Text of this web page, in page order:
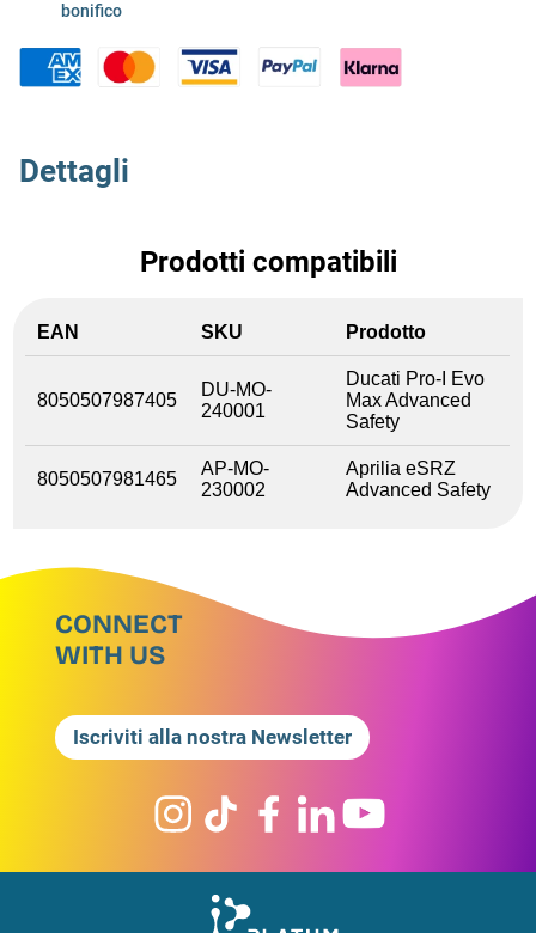
bonifico
Dettagli
Prodotti compatibili
EAN SKU Prodotto
8050507987405
DU-MO-
240001
Ducati Pro-I Evo
Max Advanced
Safety
8050507981465
AP-MO-
230002
Aprilia eSRZ
Advanced Safety
CONNECT
WITH US
Iscriviti alla nostra Newsletter